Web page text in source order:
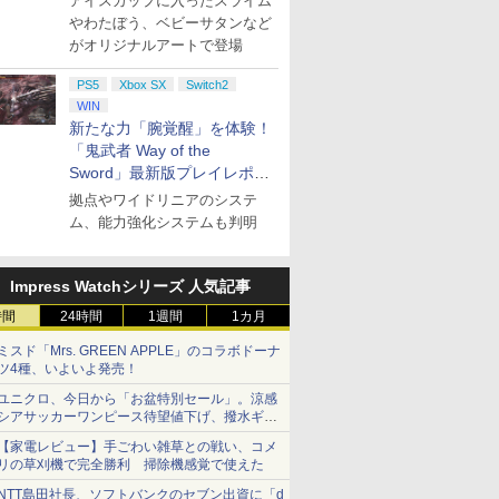
やわたぼう、ベビーサタンなど
がオリジナルアートで登場
PS5 Xbox SX
Switch2
WIN
新たな力「腕覚醒」を体験！
「鬼武者 Way of the
Sword」最新版プレイレポー
ト
拠点やワイドリニアのシステ
ム、能力強化システムも判明
Impress Watchシリーズ 人気記事
24時間 1週間 1カ月
スド「Mrs. GREEN APPLE」のコラボドーナ
4種、いよいよ発売！
ニクロ、今日から「お盆特別セール」。涼感
アサッカーワンピース待望値下げ、撥水ギア
ョーツは1990円に
家電レビュー】手ごわい雑草との戦い、コメ
の草刈機で完全勝利 掃除機感覚で使えた
島田社長、ソフトバンクのセブン出資に「d